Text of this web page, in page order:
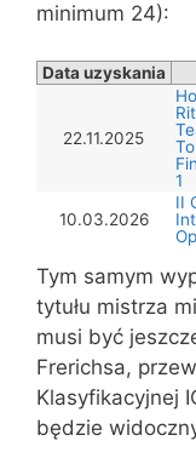
minimum 24):
Data uzyskania
22.11.2025
1
10.03.2026
II
Tym samym
tytułu mistrza
musi być
Frerichsa,
Klasyfikacyjnej
będzie